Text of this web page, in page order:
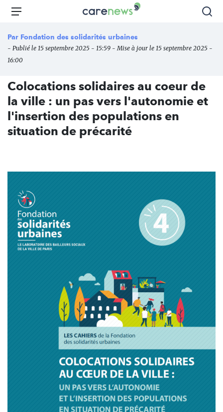
Aller
principal
Carenews,
média
des
l'engagement
Menu
Par Fondation des solidarités urbaines
- Publié le 15 septembre 2025 - 15:59 - Mise à jour le 15 septembre 2025 -
16:00
Colocations solidaires au coeur de
la ville : un pas vers l'autonomie et
l'insertion des populations en
situation de précarité